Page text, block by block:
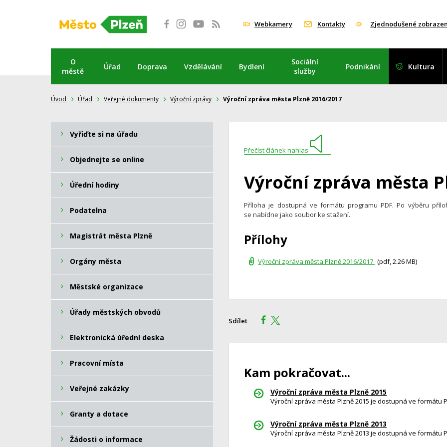
Webkamery Kontakty Zjednodušené
O
městě
Úřad Doprava Vzdělávání Bydlení
Sociální
služby
Podnikání Kultura
Úvod Úřad Veřejné dokumenty Výroční zprávy Výroční zpráva města Plzně 2016/2017
Přečíst článek nahlas
Výroční zpráva města
Příloha je dostupná ve formátu programu PDF. Po výběru
se nabídne jako soubor ke stažení.
Přílohy
Výroční zpráva města Plzně 2016/2017 (pdf, 2.26 MB)
Sdílet
Kam pokračovat...
Výroční zpráva města Plzně 2015
Výroční zpráva města Plzně 2015 je dostupná ve formátu
Výroční zpráva města Plzně 2013
Výroční zpráva města Plzně 2013 je dostupná ve formátu
Vyřiďte si na úřadu
Objednejte se online
Úřední hodiny
Podatelna
Magistrát města Plzně
Orgány města
Městské organizace
Úřady městských obvodů
Elektronická úřední deska
Pracovní místa
Veřejné zakázky
Granty a dotace
Žádosti o informace